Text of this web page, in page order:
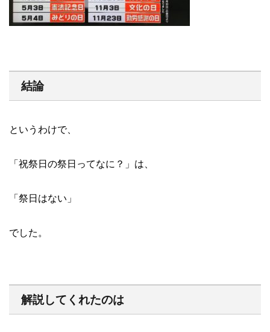
結論
というわけで、
「祝祭日の祭日ってなに？」は、
「祭日はない」
でした。
解説してくれたのは